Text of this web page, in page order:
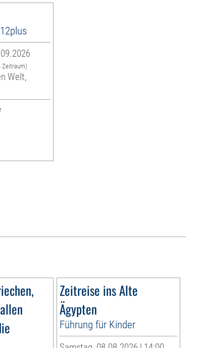
Zeitraum)
Welt,
Zeitreise ins Alte
Ägypten
Führung für Kinder